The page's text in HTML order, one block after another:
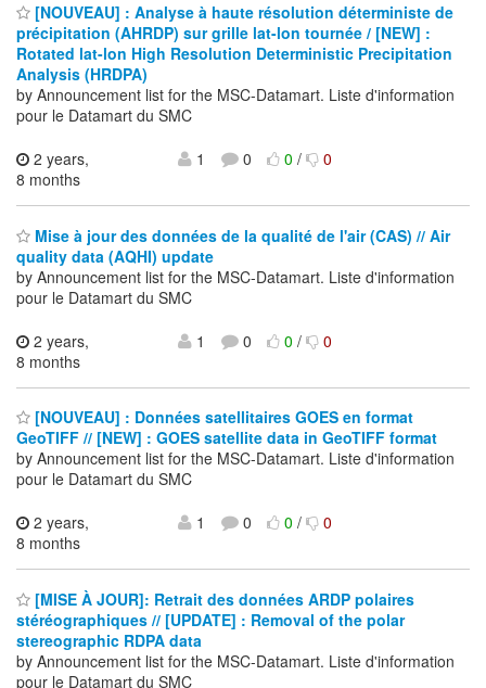
[NOUVEAU] : Analyse à haute résolution déterministe de
précipitation (AHRDP) sur grille lat-lon tournée / [NEW] :
Rotated lat-lon High Resolution Deterministic Precipitation
Analysis (HRDPA)
by Announcement list for the MSC-Datamart. Liste d'information
pour le Datamart du SMC
2 years,
8 months
1 0 0/ 0
Mise à jour des données de la qualité de l'air (CAS) // Air
quality data (AQHI) update
by Announcement list for the MSC-Datamart. Liste d'information
pour le Datamart du SMC
2 years,
8 months
1 0 0/ 0
[NOUVEAU] : Données satellitaires GOES en format
GeoTIFF // [NEW] : GOES satellite data in GeoTIFF format
by Announcement list for the MSC-Datamart. Liste d'information
pour le Datamart du SMC
2 years,
8 months
1 0 0/ 0
[MISE À JOUR]: Retrait des données ARDP polaires
stéréographiques // [UPDATE] : Removal of the polar
stereographic RDPA data
by Announcement list for the MSC-Datamart. Liste d'information
pour le Datamart du SMC